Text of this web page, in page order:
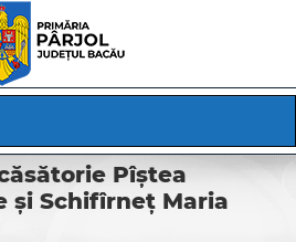
Pîștea
și Schifîrneț Maria